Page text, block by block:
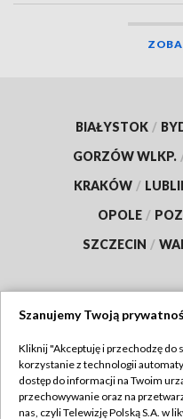
BIAŁYSTOK /
GORZÓW WLKP.
KRAKÓW /
OPOLE /
SZCZECIN /
Abonament TVP
Szanujemy Twoją
Kliknij "Akceptuję i przechodzę do
korzystanie z technologii
dostęp do informacji na Twoim
przechowywanie oraz na
nas, czyli Telewizję Polską S.A. w